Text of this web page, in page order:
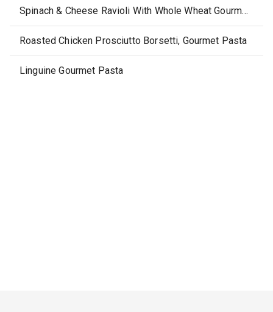
Spinach & Cheese Ravioli With Whole Wheat Gourmet Pasta
Roasted Chicken Prosciutto Borsetti, Gourmet Pasta
Linguine Gourmet Pasta